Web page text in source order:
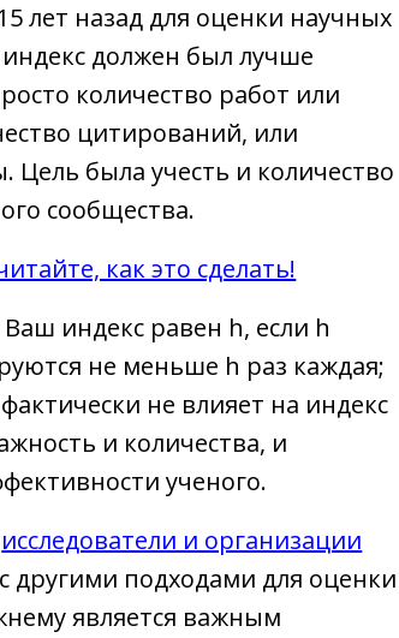
лет назад для оценки научных
должен был лучше
количество работ или
цитирований, или
была учесть и количество
сообщества.
как это сделать!
индекс равен h, если h
не меньше h раз каждая;
не влияет на индекс
и количества, и
ученого.
исследователи и организации
другими подходами для оценки
является важным